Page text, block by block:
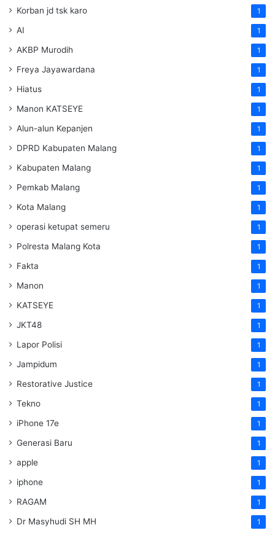
Korban jd tsk karo 1
AI 1
AKBP Murodih 1
Freya Jayawardana 1
Hiatus 1
Manon KATSEYE 1
Alun-alun Kepanjen 1
DPRD Kabupaten Malang 1
Kabupaten Malang 1
Pemkab Malang 1
Kota Malang 1
operasi ketupat semeru 1
Polresta Malang Kota 1
Fakta 1
Manon 1
KATSEYE 1
JKT48 1
Lapor Polisi 1
Jampidum 1
Restorative Justice 1
Tekno 1
iPhone 17e 1
Generasi Baru 1
apple 1
iphone 1
RAGAM 1
Dr Masyhudi SH MH 1